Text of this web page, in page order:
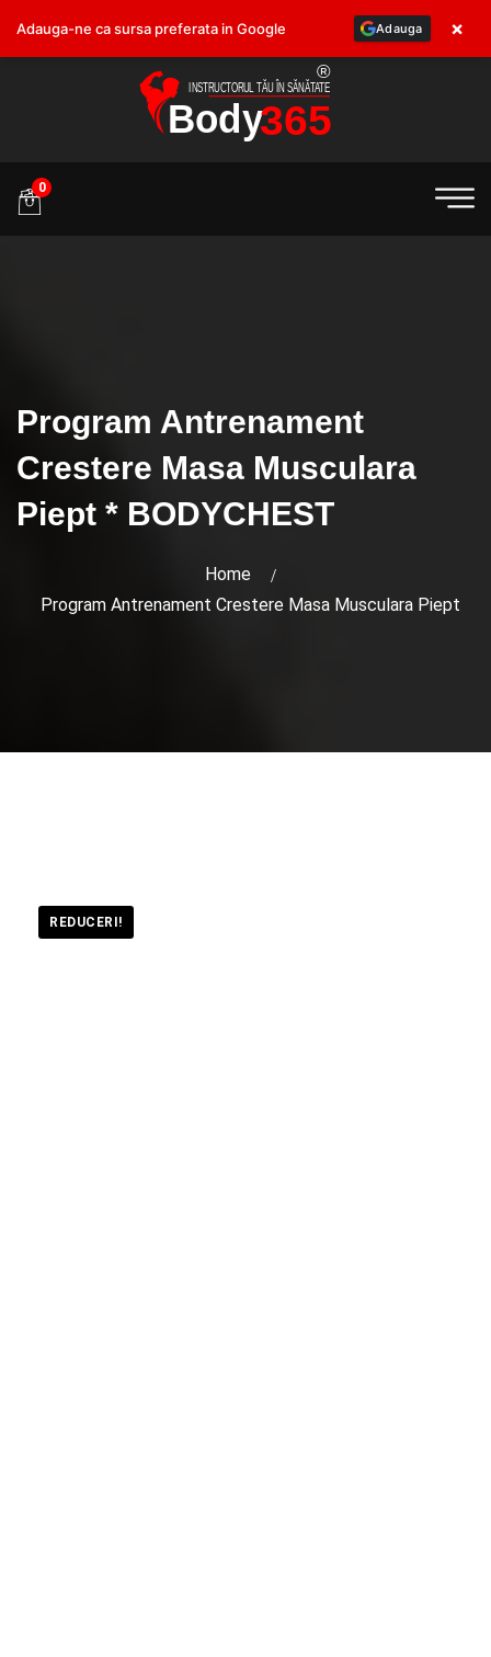
0
Program Antrenament
Crestere Masa Musculara
Piept * BODYCHEST
Home
Program Antrenament Crestere Masa Musculara Piept
REDUCERI!
Adauga-ne ca sursa preferata in Google Adauga ×